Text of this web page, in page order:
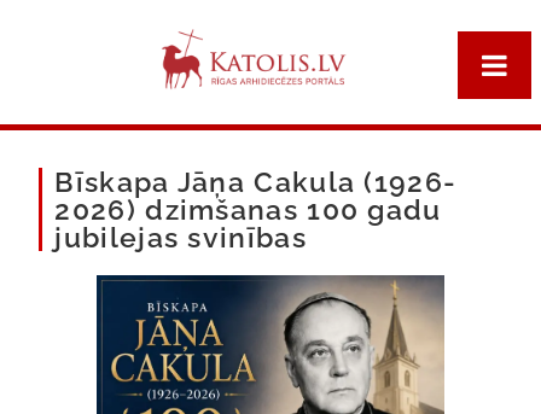
Bīskapa Jāņa Cakula (1926-
2026) dzimšanas 100 gadu
jubilejas svinības